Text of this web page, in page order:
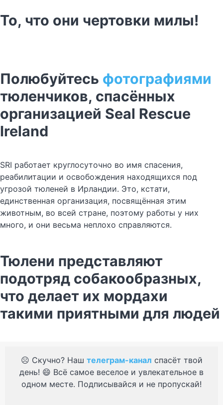
То, что они чертовки милы!
Полюбуйтесь фотографиями
тюленчиков, спасённых
организацией Seal Rescue
Ireland
SRI работает круглосуточно во имя спасения,
реабилитации и освобождения находящихся под
угрозой тюленей в Ирландии. Это, кстати,
единственная организация, посвящённая этим
животным, во всей стране, поэтому работы у них
много, и они весьма неплохо справляются.
Тюлени представляют
подотряд собакообразных,
что делает их мордахи
такими приятными для людей
☹️ Скучно? Наш телеграм-канал спасёт твой
день! 😄 Всё самое веселое и увлекательное в
одном месте. Подписывайся и не пропускай!